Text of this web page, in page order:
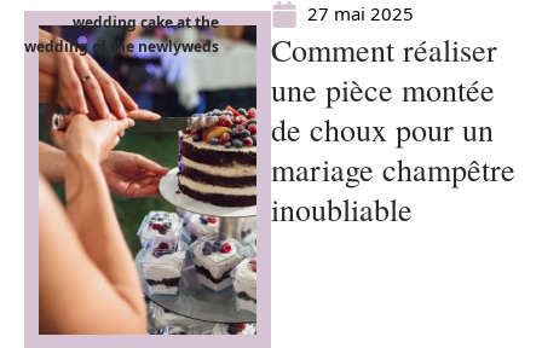
wedding cake at the
wedding of the newlyweds
27 mai 2025
Comment réaliser
une pièce montée
de choux pour un
mariage champêtre
inoubliable